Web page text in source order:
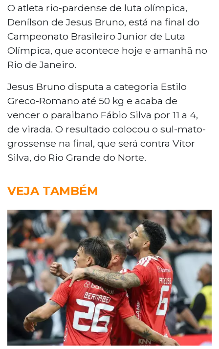
O atleta rio-pardense de luta olímpica,
Denílson de Jesus Bruno, está na final do
Campeonato Brasileiro Junior de Luta
Olímpica, que acontece hoje e amanhã no
Rio de Janeiro.
Jesus Bruno disputa a categoria Estilo
Greco-Romano até 50 kg e acaba de
vencer o paraibano Fábio Silva por 11 a 4,
de virada. O resultado colocou o sul-mato-
grossense na final, que será contra Vítor
Silva, do Rio Grande do Norte.
VEJA TAMBÉM